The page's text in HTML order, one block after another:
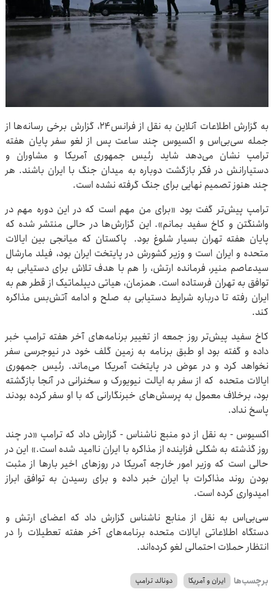
به گزارش اطلاعات آنلاین به نقل از فرانس24، گزارش‌ برخی رسانه‌ها از
جمله سی‌بی‌اس و اکسیوس چند ساعت پس از لغو سفر پایان هفته
ترامپ نشان می‌دهد شاید رئیس جمهوری آمریکا و مشاوران و
دستیارانش در فکر بازگشت دوباره به میدان جنگ با ایران باشند. هر
چند هنوز تصمیم نهایی برای جنگ گرفته نشده است.
ترامپ پیش‌تر گفت بود «برای من مهم است که در این دوره مهم در
واشنگتن و کاخ سفید بمانم». این گزارش‌ها در حالی منتشر شده که
پایان هفته تهران بسیار شلوغ بود. پاکستان که میانجی بین ایالات
متحده و ایران است و وزیر کشورش در پایتخت ایران بود، فیلد مارشال
سیدعاصم منیر، فرمانده ارتش، را هم با هدف تلاش برای دستیابی به
توافق به تهران فرستاده است. همزمان، هیاتی دیپلماتیک از قطر هم به
ایران رفته تا درباره شرایط دستیابی به صلح و ادامه آتش‌بس مذاکره
کند.
کاخ سفید پیش‌تر روز جمعه از تغییر برنامه‌های آخر هفته ترامپ خبر
داده و گفته بود او طبق برنامه به زمین گلف خود در نیوجرسی سفر
نخواهد کرد و در عوض در پایتخت آمریکا می‌ماند. رئیس جمهوری
ایالات متحده که از سفر به ایالت نیویورک و سخنرانی در آنجا بازگشته
بود، برخلاف معمول به پرسش‌های خبرنگارانی که با او سفر کرده بودند
پاسخ نداد.
اکسیوس - به نقل از دو منبع ناشناس - گزارش داد که ترامپ «در چند
روز گذشته به شکلی فزاینده‌ از مذاکره با ایران ناامید شده است.» این در
حالی است که وزیر امور خارجه آمریکا در روزهای اخیر بارها از مثبت
بودن روند مذاکرات با ایران خبر داده و برای رسیدن به توافق ابراز
امیدواری کرده است.
سی‌بی‌اس به نقل از منابع ناشناس گزارش داد که اعضای ارتش و
دستگاه اطلاعاتی ایالات متحده برنامه‌های آخر هفته تعطیلات را در
انتظار حملات احتمالی لغو کرده‌اند.
برچسب‌ها ایران و آمریکا دونالد ترامپ